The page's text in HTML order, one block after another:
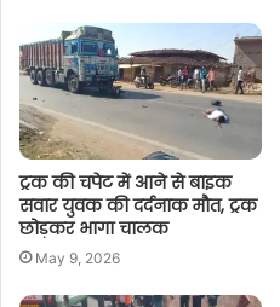
ट्रक की चपेट में आने से बाइक
सवार युवक की दर्दनाक मौत, ट्रक
छोड़कर भागा चालक
May 9, 2026